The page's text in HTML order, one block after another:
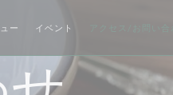
ー イベント